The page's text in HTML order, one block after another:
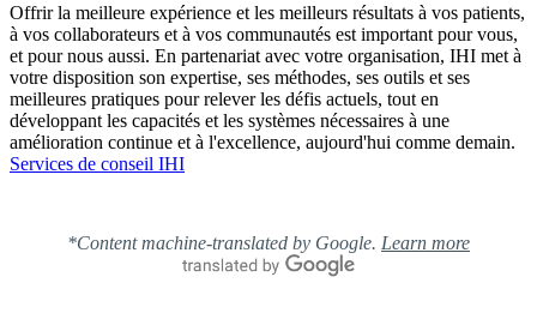
Offrir la meilleure expérience et les meilleurs résultats à vos patients,
à vos collaborateurs et à vos communautés est important pour vous,
et pour nous aussi. En partenariat avec votre organisation, IHI met à
votre disposition son expertise, ses méthodes, ses outils et ses
meilleures pratiques pour relever les défis actuels, tout en
développant les capacités et les systèmes nécessaires à une
amélioration continue et à l'excellence, aujourd'hui comme demain.
Services de conseil IHI
*Content machine-translated by Google. Learn more